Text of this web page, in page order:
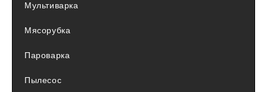
Мультиварка
Мясорубка
Пароварка
Пылесос